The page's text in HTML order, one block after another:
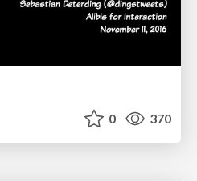
0 370